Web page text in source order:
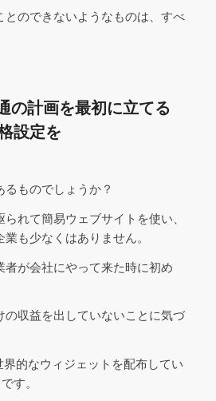
とのできないようなものは、すべ
計画を最初に立てる
設定を
ものでしょうか？
れて簡易ウェブサイトを使い、
も少なくはありません。
者が会社にやって来た時に初め
の収益を出していないことに気づ
的なウィジェットを配布してい
す。